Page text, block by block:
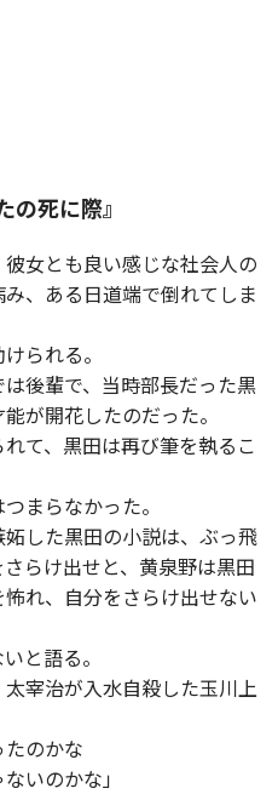
死に際』
女とも良い感じな社会人の
、ある日道端で倒れてしま
られる。
後輩で、当時部長だった黒
が開花したのだった。
て、黒田は再び筆を執るこ
まらなかった。
した黒田の小説は、ぶっ飛
らけ出せと、黄泉野は黒田
れ、自分をさらけ出せない
と語る。
宰治が入水自殺した玉川上
たのかな
いのかな」